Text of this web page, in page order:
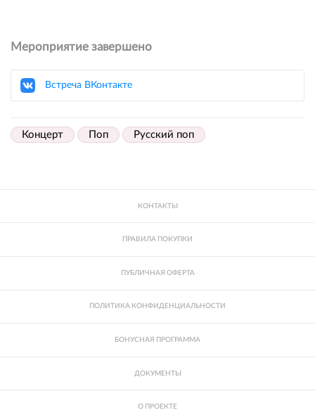
Мероприятие завершено
Встреча ВКонтакте
Концерт Поп Русский поп
КОНТАКТЫ
ПРАВИЛА ПОКУПКИ
ПУБЛИЧНАЯ ОФЕРТА
ПОЛИТИКА КОНФИДЕНЦИАЛЬНОСТИ
БОНУСНАЯ ПРОГРАММА
ДОКУМЕНТЫ
О ПРОЕКТЕ